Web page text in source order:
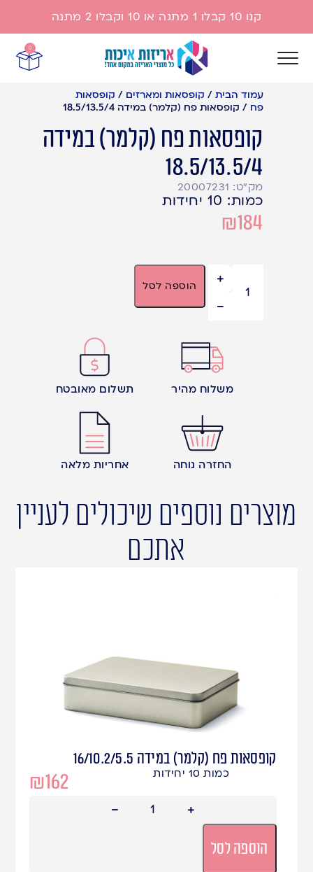
קנו 10 קבלו 1 מתנה או 10 וקבלו 2 מתנה
0
עמוד הבית / קופסאות ומארזים / קופסאות
פח / קופסאות פח (קלמר) במידה 18.5/13.5/4
קופסאות פח (קלמר) במידה
18.5/13.5/4
מק"ט: 20007231
כמות: 10 יחידות
₪184
הוספה לסל
משלוח מהיר תשלום מאובטח
החזרה נוחה אחריות מלאה
מוצרים נוספים שיכולים לעניין
אתכם
קופסאות פח (קלמר) במידה 16/10.2/5.5
₪162 כמות 10 יחידות
הוספה לסל